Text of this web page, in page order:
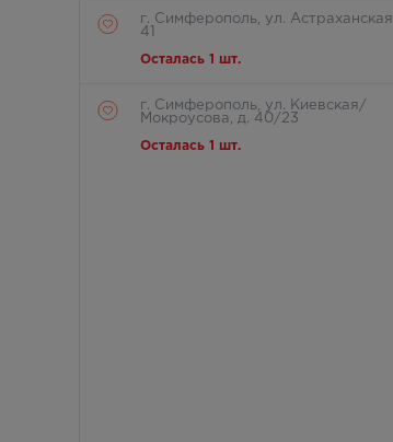
г. Симферополь, ул. Астраханская,
41
Осталась 1 шт.
г. Симферополь, ул. Киевская/
Мокроусова, д. 40/23
Осталась 1 шт.